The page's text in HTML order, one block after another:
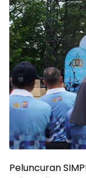
Peluncuran